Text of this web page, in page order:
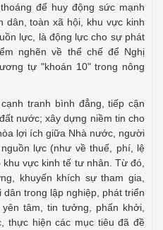
để huy động sức mạnh
dân, toàn xã hội, khu vực kinh
lực, là động lực cho sự phát
nghẽn về thể chế để Nghị
tự "khoán 10" trong nông
tranh bình đẳng, tiếp cận
nước; xây dựng niềm tin cho
lợi ích giữa Nhà nước, người
lực (như về thuế, phí, lệ
vực kinh tế tư nhân. Từ đó,
khuyến khích sự tham gia,
trong lập nghiệp, phát triển
tâm, tin tưởng, phấn khởi,
thực hiện các mục tiêu đã đề